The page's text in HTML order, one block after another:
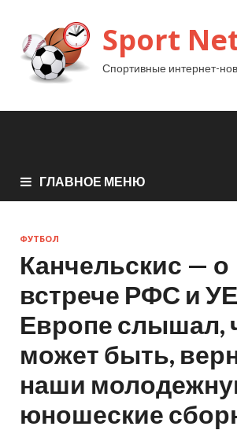
Sport
Спортивные интернет-
ГЛАВНОЕ МЕНЮ
ФУТБОЛ
Канчельскис — о
встрече РФС и
Европе слышал,
может быть,
наши
юношеские